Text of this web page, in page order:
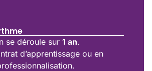
se déroule sur 1 an.
d’apprentissage ou en